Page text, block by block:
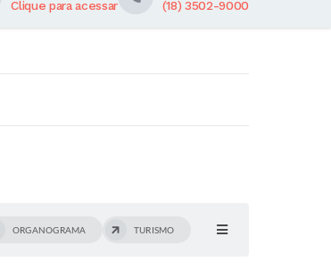
Clique para acessar (18) 3502-9000
ORGANOGRAMA TURISMO